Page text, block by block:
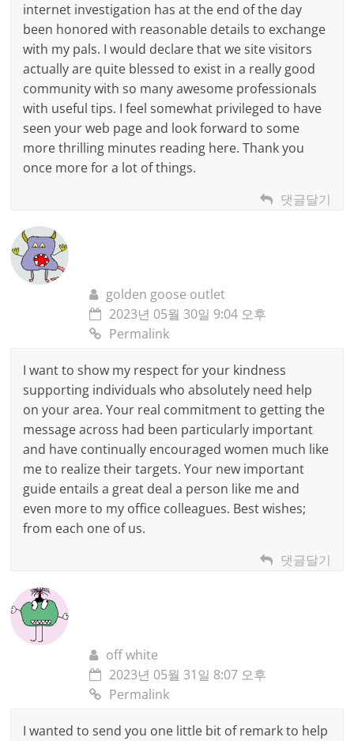
internet investigation has at the end of the day
been honored with reasonable details to exchange
with my pals. I would declare that we site visitors
actually are quite blessed to exist in a really good
community with so many awesome professionals
with useful tips. I feel somewhat privileged to have
seen your web page and look forward to some
more thrilling minutes reading here. Thank you
once more for a lot of things.
댓글달기
golden goose outlet
2023년 05월 30일 9:04 오후
Permalink
I want to show my respect for your kindness
supporting individuals who absolutely need help
on your area. Your real commitment to getting the
message across had been particularly important
and have continually encouraged women much like
me to realize their targets. Your new important
guide entails a great deal a person like me and
even more to my office colleagues. Best wishes;
from each one of us.
댓글달기
off white
2023년 05월 31일 8:07 오후
Permalink
I wanted to send you one little bit of remark to help